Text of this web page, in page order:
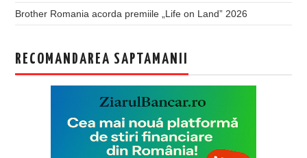
Brother Romania acorda premiile „Life on Land” 2026
RECOMANDAREA SAPTAMANII